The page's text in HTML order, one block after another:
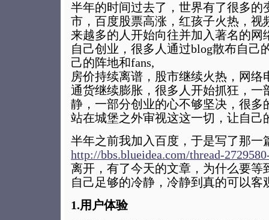
半年的时间过去了，世界有了很多的
市，百度股票高涨，红孩子火热，视
来越多的人开始向往并加入著名的网
自己创业，很多人通过blog散布自己
己的阵地和fans,
房价持续离谱，股市继续火热，网络
通货继续膨胀，很多人开始抓狂，一
静，一部分创业的心不够坚决，很多
站在城堡之外审视这这一切，让自己
半年之前我加入百度，于是写了那一
http://bbs.blueidea.com/thread-
离开，有了今天的文章，为什么要等
自己足够的冷静，冷静到真的可以客
1.用户体验